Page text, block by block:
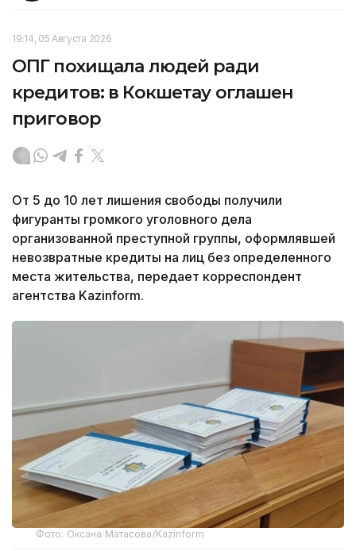
19:14, 05 Августа 2026
ОПГ похищала людей ради
кредитов: в Кокшетау оглашен
приговор
От 5 до 10 лет лишения свободы получили
фигуранты громкого уголовного дела
организованной преступной группы, оформлявшей
невозвратные кредиты на лиц без определенного
места жительства, передает корреспондент
агентства Kazinform.
Фото: Оксана Матасова/Kazinform